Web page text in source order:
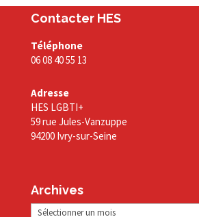
Contacter HES
Téléphone
06 08 40 55 13
Adresse
HES LGBTI+
59 rue Jules-Vanzuppe
94200 Ivry-sur-Seine
Archives
Archives